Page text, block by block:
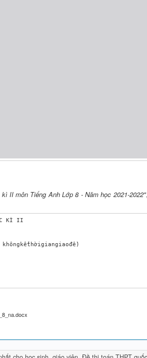
II môn Tiếng Anh Lớp 8 - Năm học 2021-2022"
KÌ II
sentences are T or F. (1.25 pts)